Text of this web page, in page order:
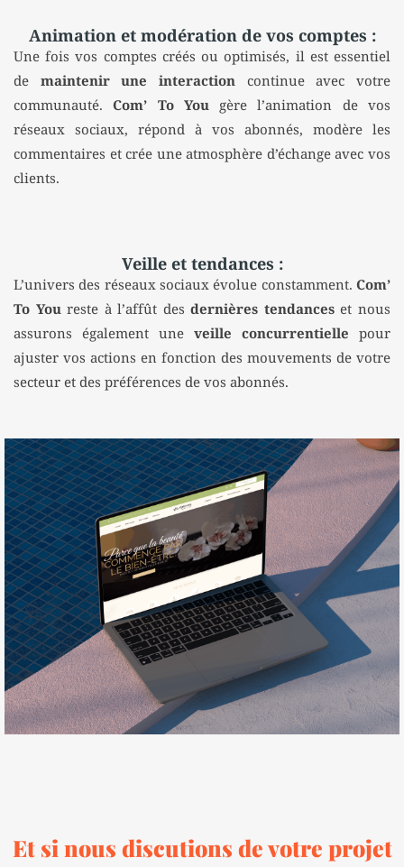
Animation et modération de vos comptes :
Une fois vos comptes créés ou optimisés, il est essentiel
de maintenir une interaction continue avec votre
communauté.Com’ To Yougère l’animation de vos
réseaux sociaux, répond à vos abonnés, modère les
commentaires et crée une atmosphère d’échange avec vos
clients.
Veille et tendances :
L’univers des réseaux sociaux évolue constamment. Com’
To Youreste à l’affût desdernières tendanceset nous
assurons également une veille concurrentielle pour
ajuster vos actions en fonction des mouvements de votre
secteur et des préférences de vos abonnés.
Et si nous discutions de votre projet